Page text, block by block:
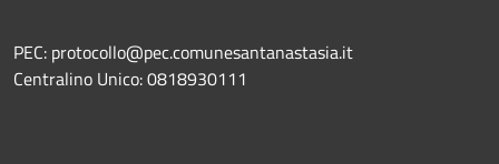
PEC: protocollo@pec.comunesantanastasia.it
Centralino Unico: 0818930111